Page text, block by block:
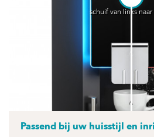
Passend bij uw huisstijl en